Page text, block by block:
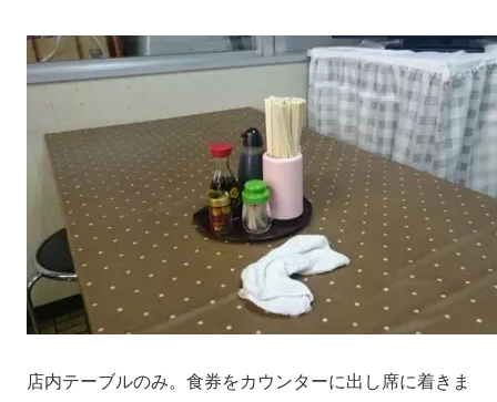
店内テーブルのみ。食券をカウンターに出し席に着きま